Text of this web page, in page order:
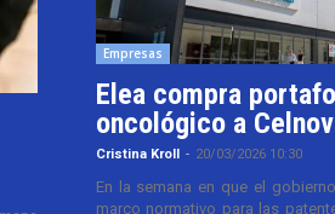
Empresas
Elea compra
oncológico a
Cristina Kroll - 20/03/2026 10:30
En la semana en que el
marco normativo para las